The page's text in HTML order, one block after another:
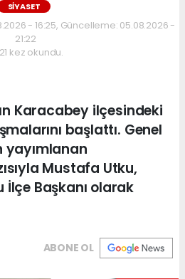
SİYASET
- 16:25, Güncelleme: 05.08.2026 -
21:22
kez okundu.
Karacabey ilçesindeki
başlattı. Genel
yayımlanan
Mustafa Utku,
Başkanı olarak
ABONE OL